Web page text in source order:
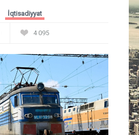
Güney Azərbaycan
Mədəniyyət
Müsahibə
İdman
İqtisadiyyat
4 095